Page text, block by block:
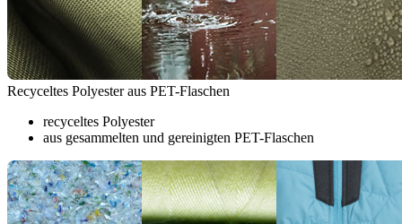
Recyceltes Polyester aus PET-Flaschen
recyceltes Polyester
aus gesammelten und gereinigten PET-Flaschen